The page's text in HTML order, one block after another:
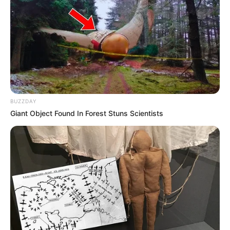
BUZZDAY
Giant Object Found In Forest Stuns Scientists